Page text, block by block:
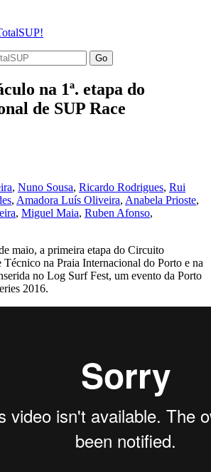
Go
na 1ª. etapa do
de SUP Race
, Nuno Sousa, Ricardo Rodrigues, Rui
, Amadora Luís Oliveira, Anabela Prioste,
, Miguel Maia, Ruben Afonso,
maio, a primeira etapa do Circuito
na Praia Internacional do Porto e na
no Log Surf Fest, um evento da Porto
2016.